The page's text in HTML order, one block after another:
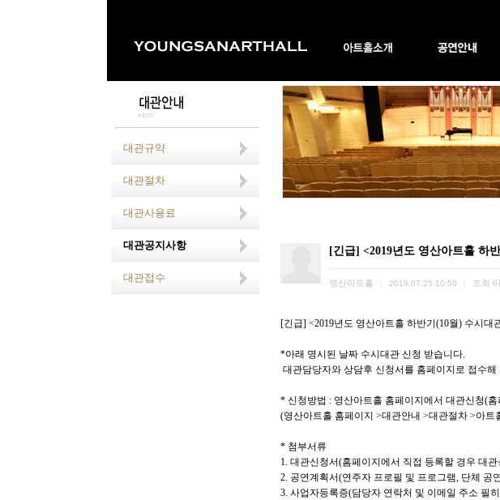
대관규약
대관절차
대관사용료
대관공지사항
대관접수
[긴급] <2019년도 영산아트홀 하
영산아트홀 2019.07.25 10:50 조회
[긴급] <2019년도 영산아트홀 하반기(10월) 수시대
*아래 명시된 날짜 수시대관 신청 받습니다.
대관담당자와 상담후 신청서를 홈페이지로 접수해
* 신청방법 : 영산아트홀 홈페이지에서 대관신청(홈
(영산아트홀 홈페이지 >대관안내 >대관절차 >아트
* 첨부서류
1. 대관신청서(홈페이지에서 직접 등록할 경우 대
2. 공연계획서(연주자 프로필 및 프로그램, 단체 공
3. 사업자등록증(담당자 연락처 및 이메일 주소 필